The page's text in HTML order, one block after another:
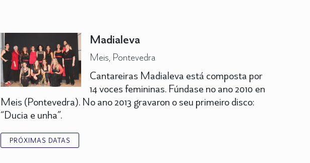
Madialeva
Meis, Pontevedra
Cantareiras Madialeva está composta por
14 voces femininas. Fúndase no ano 2010 en
Meis (Pontevedra). No ano 2013 gravaron o seu primeiro disco:
“Ducia e unha”.
PRÓXIMAS DATAS